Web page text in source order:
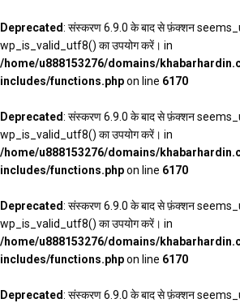
Deprecated: संस्करण 6.9.0 के बाद से फ़ंक्शन
wp_is_valid_utf8() का उपयोग करें। in
/home/u888153276/domains/
includes/functions.phpon line 6170
Deprecated: संस्करण 6.9.0 के बाद से फ़ंक्शन
wp_is_valid_utf8() का उपयोग करें। in
/home/u888153276/domains/
includes/functions.phpon line 6170
Deprecated: संस्करण 6.9.0 के बाद से फ़ंक्शन
wp_is_valid_utf8() का उपयोग करें। in
/home/u888153276/domains/
includes/functions.phpon line 6170
Deprecated: संस्करण 6.9.0 के बाद से फ़ंक्शन